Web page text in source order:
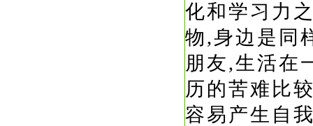
化和学习力
物,身边是同
朋友,生活在
历的苦难比
容易产生自